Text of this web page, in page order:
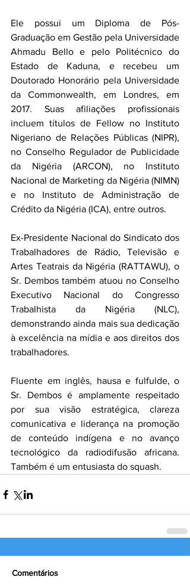
Ele possui um Diploma de Pós-
Graduação em Gestão pela Universidade
Ahmadu Bello e pelo Politécnico do
Estado de Kaduna, e recebeu um
Doutorado Honorário pela Universidade
da Commonwealth, em Londres, em
2017. Suas afiliações profissionais
incluem títulos de Fellow no Instituto
Nigeriano de Relações Públicas (NIPR),
no Conselho Regulador de Publicidade
da Nigéria (ARCON), no Instituto
Nacional de Marketing da Nigéria (NIMN)
e no Instituto de Administração de
Crédito da Nigéria (ICA), entre outros.
Ex-Presidente Nacional do Sindicato dos
Trabalhadores de Rádio, Televisão e
Artes Teatrais da Nigéria (RATTAWU), o
Sr. Dembos também atuou no Conselho
Executivo Nacional do Congresso
Trabalhista da Nigéria (NLC),
demonstrando ainda mais sua dedicação
à excelência na mídia e aos direitos dos
trabalhadores.
Fluente em inglês, hausa e fulfulde, o
Sr. Dembos é amplamente respeitado
por sua visão estratégica, clareza
comunicativa e liderança na promoção
de conteúdo indígena e no avanço
tecnológico da radiodifusão africana.
Também é um entusiasta do squash.
Comentários